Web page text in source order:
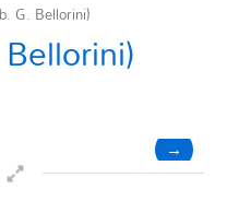
G. Bellorini)
→